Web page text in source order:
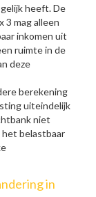
heeft. De
mag alleen
inkomen uit
ruimte in de
deze
berekening
uiteindelijk
niet
belastbaar
in